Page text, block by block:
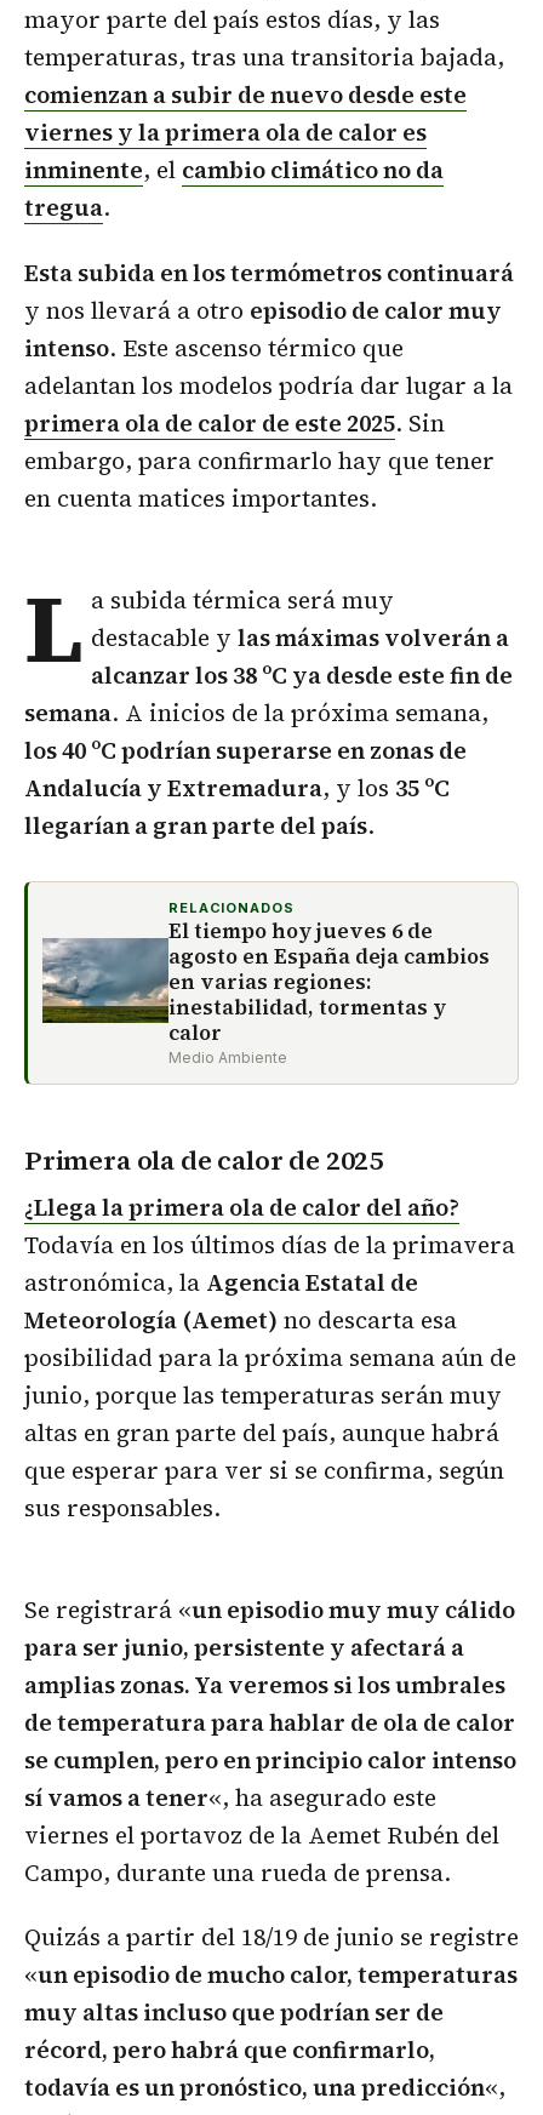
mayor parte del país estos días, y las
temperaturas, tras una transitoria bajada,
comienzan a subir de nuevo desde este
viernes y la primera ola de calor es
inminente, el cambio climático no da
tregua.
Esta subida en los termómetros continuará
y nos llevará a otro episodio de calor muy
intenso. Este ascenso térmico que
adelantan los modelos podría dar lugar a la
primera ola de calor de este 2025. Sin
embargo, para confirmarlo hay que tener
en cuenta matices importantes.
L a subida térmica será muy
destacable ylas máximas volverán a
alcanzar los 38 ºC ya desde este fin de
semana. A inicios de la próxima semana,
los 40 ºC podrían superarse en zonas de
Andalucía y Extremadura, y los 35 ºC
llegarían a gran parte del país.
RELACIONADOS
El tiempo hoy jueves 6 de
agosto en España deja cambios
en varias regiones:
inestabilidad, tormentas y
calor
Medio Ambiente
Primera ola de calor de 2025
¿Llega la primera ola de calor del año?
Todavía en los últimos días de la primavera
astronómica, la Agencia Estatal de
Meteorología (Aemet) no descarta esa
posibilidad para la próxima semana aún de
junio, porque las temperaturas serán muy
altas en gran parte del país, aunque habrá
que esperar para ver si se confirma, según
sus responsables.
Se registrará «un episodio muy muy cálido
para ser junio, persistente y afectará a
amplias zonas. Ya veremos si los umbrales
de temperatura para hablar de ola de calor
se cumplen, pero en principio calor intenso
sí vamos a tener«, ha asegurado este
viernes el portavoz de la Aemet Rubén del
Campo, durante una rueda de prensa.
Quizás a partir del 18/19 de junio se registre
«un episodio de mucho calor, temperaturas
muy altas incluso que podrían ser de
récord, pero habrá que confirmarlo,
todavía es un pronóstico, una predicción«,